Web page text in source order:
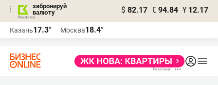
забронируй
валюту
$ 82.17 € 94.84 ¥ 12.17
Казань17.3° Москва18.4°